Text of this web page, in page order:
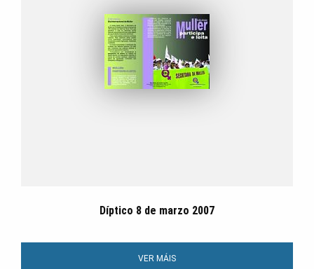
Díptico 8 de marzo 2007
VER MÁIS